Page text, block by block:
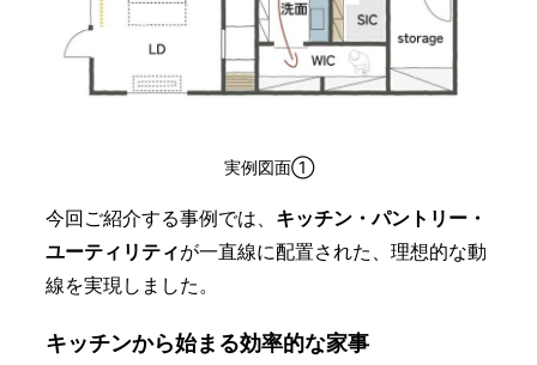
実例図面①
今回ご紹介する事例では、 キッチン・パントリー・
ユーティリティが一直線に配置された、理想的な動
線を実現しました。
キッチンから始まる効率的な家事